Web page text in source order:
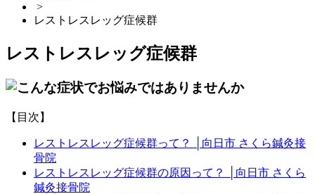
>
レストレスレッグ症候群
レストレスレッグ症候群
【目次】
レストレスレッグ症候群って？ │向日市 さくら鍼灸接
骨院
レストレスレッグ症候群の原因って？ │向日市 さくら
鍼灸接骨院